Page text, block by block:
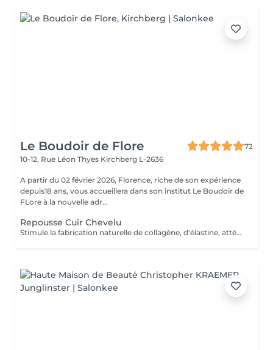
Le Boudoir de Flore
72
10-12, Rue Léon Thyes Kirchberg L-2636
A partir du 02 février 2026, Florence, riche de son expérience
depuis18 ans, vous accueillera dans son institut Le Boudoir de
FLore à la nouvelle adr...
Repousse Cuir Chevelu
Stimule la fabrication naturelle de collagène, d'élastine, atténue ainsi les cicatrices, rides, traite les problèmes d'acné et stimule la repousse des cheveux